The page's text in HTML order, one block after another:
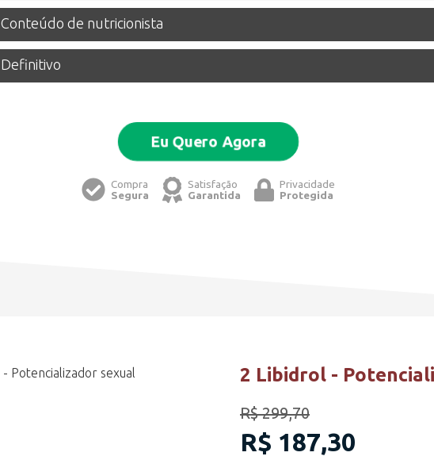
Conteúdo de nutricionista
Definitivo
Eu Quero Agora
Compra
Segura
Satisfação
Garantida
Privacidade
Protegida
2 Libidrol -
R$299,70
R$ 187,30